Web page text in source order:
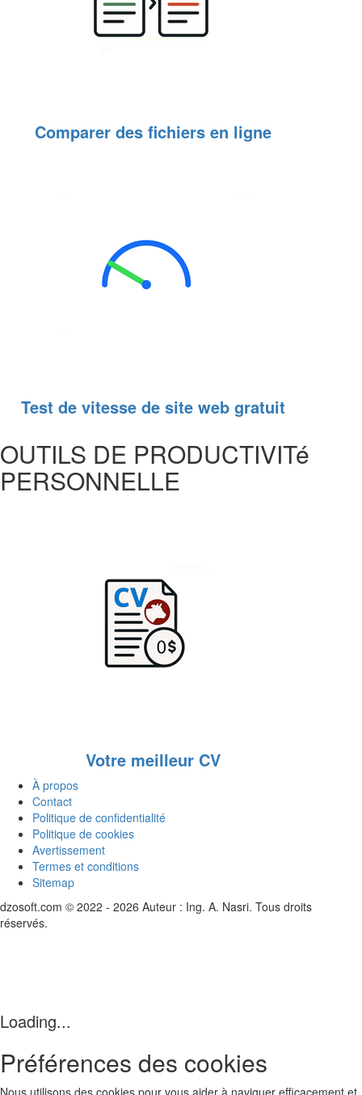
Comparer des fichiers en ligne
Test de vitesse de site web gratuit
OUTILS DE PRODUCTIVITé
PERSONNELLE
Votre meilleur CV
À propos
Contact
Politique de confidentialité
Politique de cookies
Avertissement
Termes et conditions
Sitemap
dzosoft.com © 2022 - 2026 Auteur : Ing. A. Nasri. Tous droits
réservés.
Loading...
Préférences des cookies
Nous utilisons des cookies pour vous aider à naviguer efficacement et